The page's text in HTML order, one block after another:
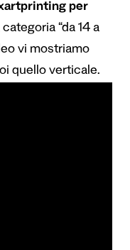
per
“da 14 a
vi mostriamo
quello verticale.